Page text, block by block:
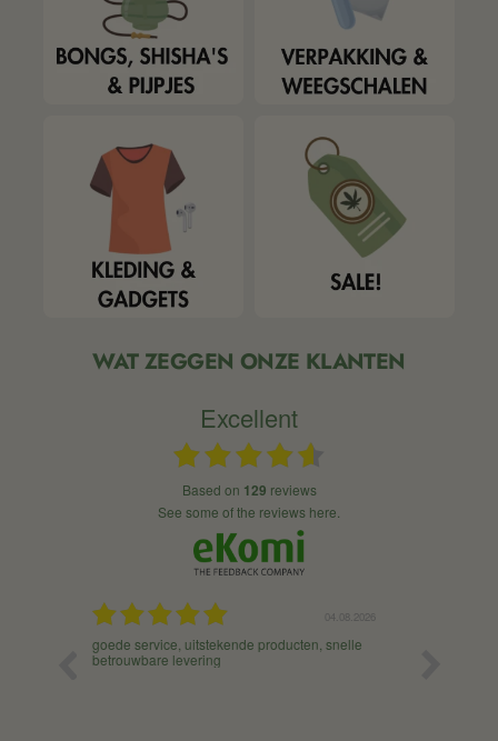
WAT ZEGGEN ONZE KLANTEN
Excellent
based on 129 reviews
see some of the reviews here.
01.08.2026
Super goeie service ! Vandaag besteld en idd
morgen in huis. Ga er zeker vaker bestellen